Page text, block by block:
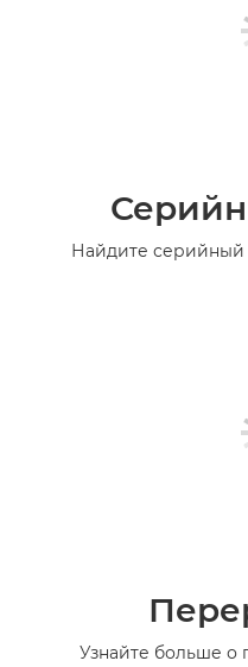
Найдите серийный
Узнайте больше о